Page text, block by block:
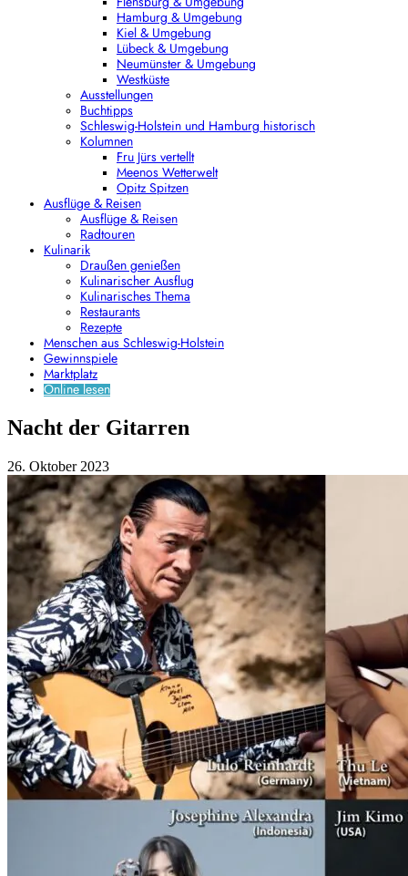
Flensburg & Umgebung
Hamburg & Umgebung
Kiel & Umgebung
Lübeck & Umgebung
Neumünster & Umgebung
Westküste
Ausstellungen
Buchtipps
Schleswig-Holstein und Hamburg historisch
Kolumnen
Fru Jürs vertellt
Meenos Wetterwelt
Opitz Spitzen
Ausflüge & Reisen
Ausflüge & Reisen
Radtouren
Kulinarik
Draußen genießen
Kulinarischer Ausflug
Kulinarisches Thema
Restaurants
Rezepte
Menschen aus Schleswig-Holstein
Gewinnspiele
Marktplatz
Online lesen
Nacht der Gitarren
26. Oktober 2023